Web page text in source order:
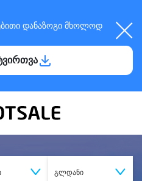
დანაზოგი მხოლოდ
გლდანი